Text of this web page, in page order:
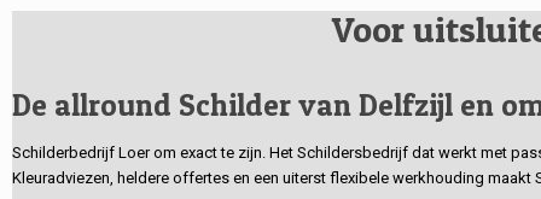
Voor
De allround Schilder van Delfzijl en
Schilderbedrijf Loer om exact te zijn. Het Schildersbedrijf dat werkt met
Kleuradviezen, heldere offertes en een uiterst flexibele werkhouding